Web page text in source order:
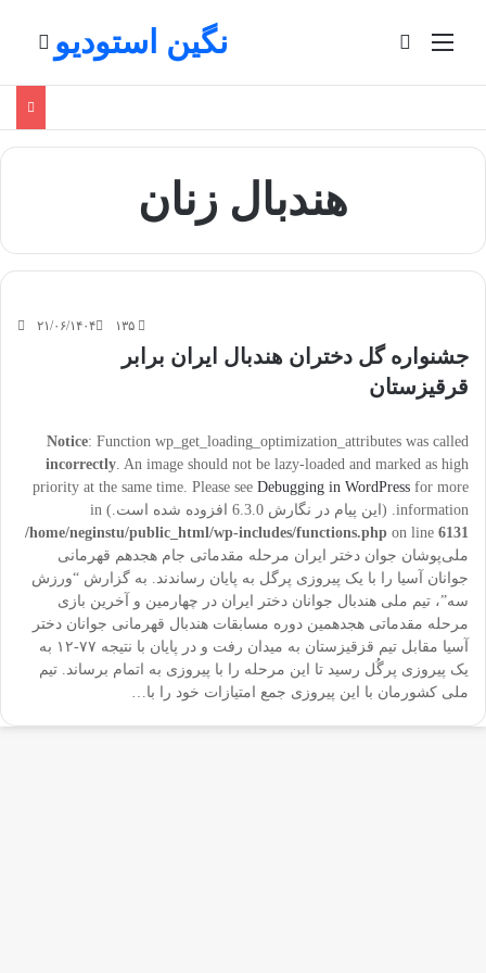
منو نگین استودیو
هندبال زنان
۲۱/۰۶/۱۴۰۴
جشنواره گل دختران هندبال ایران برابر
قرقیزستان
Notice: Function wp_get_loading_optimization_attributes was called
incorrectly. An image should not be lazy-loaded and marked as high
priority at the same time. Please see Debugging in WordPress for more
information. (این پیام در نگارش 6.3.0 افزوده شده است.) in
/home/neginstu/public_html/wp-includes/functions.php on line 6131
ملی‌پوشان جوان دختر ایران مرحله مقدماتی جام هجدهم قهرمانی
جوانان آسیا را با یک پیروزی پرگل به پایان رساندند. به گزارش “ورزش
سه”، تیم ملی هندبال جوانان دختر ایران در چهارمین و آخرین بازی
مرحله مقدماتی هجدهمین دوره مسابقات هندبال قهرمانی جوانان دختر
آسیا مقابل تیم قزقیزستان به میدان رفت و در پایان با نتیجه ۷۷-۱۲ به
یک پیروزی پرگُل رسید تا این مرحله را با پیروزی به اتمام برساند. تیم
ملی کشورمان با این پیروزی جمع امتیازات خود را با…